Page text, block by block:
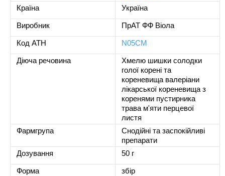
Країна
Україна
Виробник ПрАТ ФФ Віола
Код ATH N05CM
Діюча речовина
Хмелю шишки солодки
голої корені та
кореневища валеріани
лікарської кореневища з
коренями пустирника
трава м'яти перцевої
листя
Фармгрупа
Снодійні та заспокійливі
препарати
Дозування
50 г
Форма збір